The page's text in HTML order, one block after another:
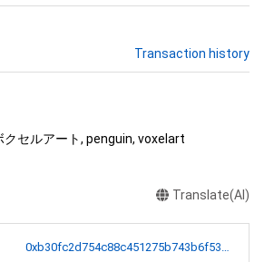
Transaction history
クセルアート, penguin, voxelart
Translate(AI)
0xb30fc2d754c88c451275b743b6f530f19f643683